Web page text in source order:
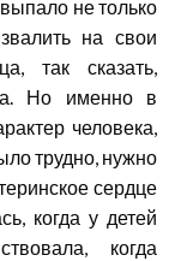
не только
на свои
так сказать,
Но именно в
человека,
трудно, нужно
сердце
когда у детей
когда